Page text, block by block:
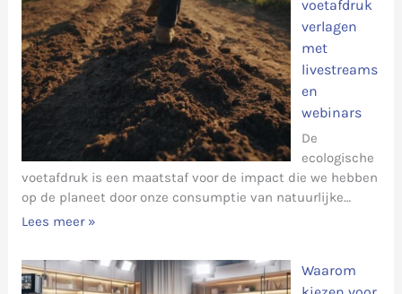
voetafdruk
verlagen
met
livestreams
en
webinars
De
ecologische
voetafdruk is een maatstaf voor de impact die we hebben
op de planeet door onze consumptie van natuurlijke…
Lees meer »
Waarom